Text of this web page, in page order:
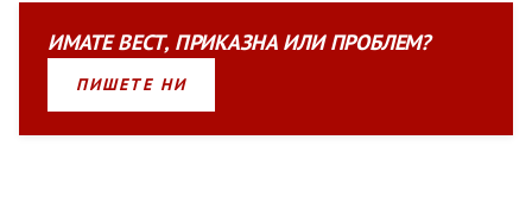
ИМАТЕВЕСТ, ПРИКАЗНАИЛИПРОБЛЕМ?
ПИШЕТЕ НИ